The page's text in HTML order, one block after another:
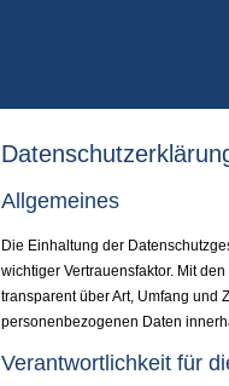
Allgemeines
Die Einhaltung der
wichtiger Vertrauensfaktor. Mit
transparent über Art, Umfang und
personenbezogenen Daten
Verantwortlichkeit für